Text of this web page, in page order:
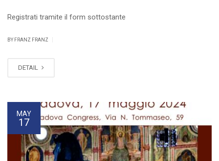
Registrati tramite il form sottostante
BY FRANZ FRANZ
DETAIL
MAY
17